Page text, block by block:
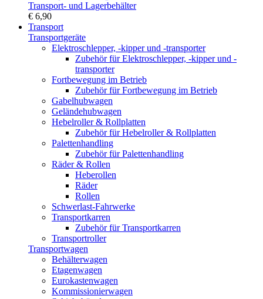
Transport- und Lagerbehälter
€ 6,90
Transport
Transportgeräte
Elektroschlepper, -kipper und -transporter
Zubehör für Elektroschlepper, -kipper und -
transporter
Fortbewegung im Betrieb
Zubehör für Fortbewegung im Betrieb
Gabelhubwagen
Geländehubwagen
Hebelroller & Rollplatten
Zubehör für Hebelroller & Rollplatten
Palettenhandling
Zubehör für Palettenhandling
Räder & Rollen
Heberollen
Räder
Rollen
Schwerlast-Fahrwerke
Transportkarren
Zubehör für Transportkarren
Transportroller
Transportwagen
Behälterwagen
Etagenwagen
Eurokastenwagen
Kommissionierwagen